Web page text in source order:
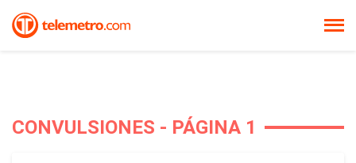
CONVULSIONES - PÁGINA 1